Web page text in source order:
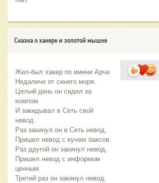
Сказка о хакере и золотой мышке
Жил-был хакер по имени Арчи
Недалече от синего моря.
Целый день он сидел за
компом
И закидывал в Сеть свой
невод.
Раз закинул он в Сеть невод,
Пришел невод с кучею баксов.
Раз другой он закинул невод,
Пришел невод с информом
ценным.
Третий раз он закинул невод,